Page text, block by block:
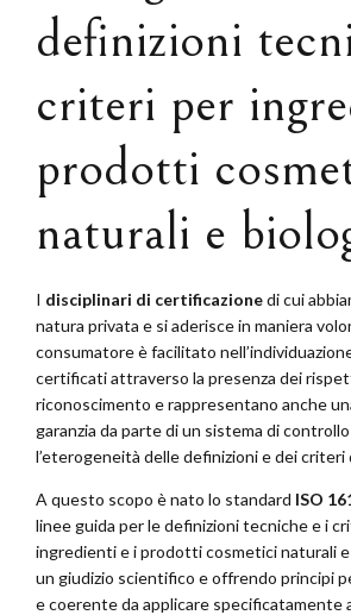
definizioni
criteri per
prodotti
naturali e
I disciplinari di certificazionedi cui
natura privata e si aderisce in maniera
consumatore è facilitato
certificati attraverso la presenza dei
riconoscimento e rappresentano anche
garanzia da parte di un sistema di
l’eterogeneità delle definizioni e dei criteri
A questo scopo è nato lo standard ISO
linee guida per le definizioni tecniche e i
ingredienti e i prodotti cosmetici naturali
un giudizio scientifico e offrendo principi
e coerente da applicare specificatamente